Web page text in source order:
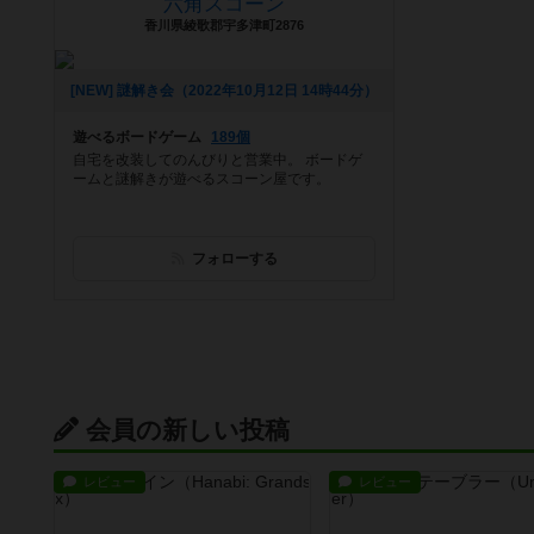
香川県綾歌郡宇多津町2876
[NEW] 謎解き会（2022年10月12日 14時44分）
遊べるボードゲーム
189個
自宅を改装してのんびりと営業中。 ボードゲ
ームと謎解きが遊べるスコーン屋です。
フォローする
会員の新しい投稿
レビュー レビュー